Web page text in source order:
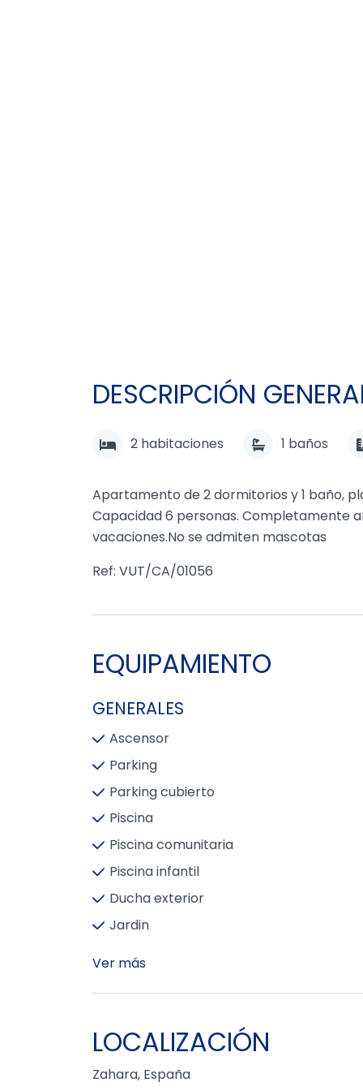
DESCRIPCIÓN
2 habitaciones 1 baños
Apartamento de 2 dormitorios y 1 baño,
Capacidad 6 personas. Completamente
vacaciones.No se admiten mascotas
Ref: VUT/CA/01056
EQUIPAMIENTO
GENERALES
Ascensor
Parking
Parking cubierto
Piscina
Piscina comunitaria
Piscina infantil
Ducha exterior
Jardin
Ver más
LOCALIZACIÓN
Zahara, España